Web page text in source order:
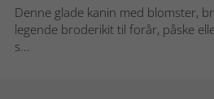
Denne glade kanin med blomster,
legende broderikit til forår, påske
s...